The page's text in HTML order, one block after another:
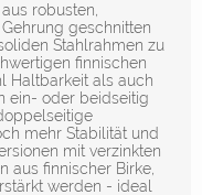
robusten,
geschnitten
Stahlrahmen zu
finnischen
Haltbarkeit als auch
ein- oder beidseitig
mehr Stabilität und
mit verzinkten
aus finnischer Birke,
werden - ideal